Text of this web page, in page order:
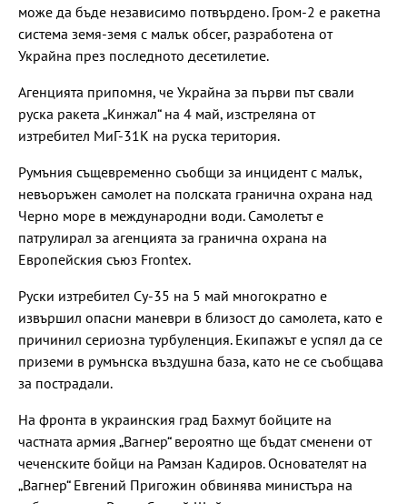
може да бъде независимо потвърдено. Гром-2 е ракетна
система земя-земя с малък обсег, разработена от
Украйна през последното десетилетие.
Агенцията припомня, че Украйна за първи път свали
руска ракета „Кинжал“ на 4 май, изстреляна от
изтребител МиГ-31К на руска територия.
Румъния същевременно съобщи за инцидент с малък,
невъоръжен самолет на полската гранична охрана над
Черно море в международни води. Самолетът е
патрулирал за агенцията за гранична охрана на
Европейския съюз Frontex.
Руски изтребител Су-35 на 5 май многократно е
извършил опасни маневри в близост до самолета, като е
причинил сериозна турбуленция. Екипажът е успял да се
приземи в румънска въздушна база, като не се съобщава
за пострадали.
На фронта в украинския град Бахмут бойците на
частната армия „Вагнер“ вероятно ще бъдат сменени от
чеченските бойци на Рамзан Кадиров. Основателят на
„Вагнер“ Евгений Пригожин обвинява министъра на